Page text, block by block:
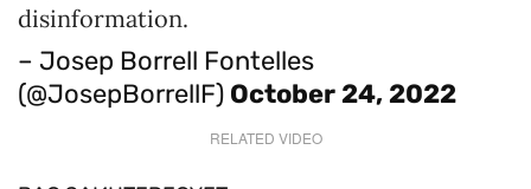
disinformation.
– Josep Borrell Fontelles
(@JosepBorrellF) October 24, 2022
RELATED VIDEO